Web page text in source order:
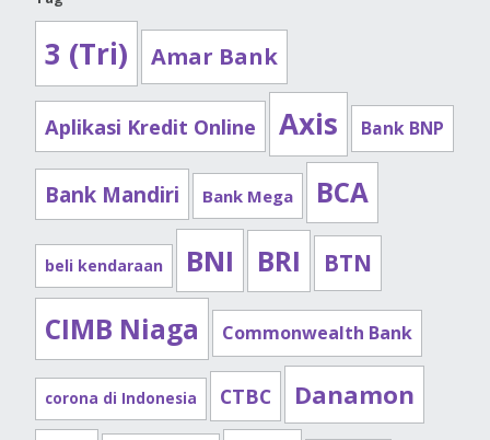
3 (Tri) Amar Bank
Aplikasi Kredit Online Axis Bank BNP
Bank Mandiri Bank Mega BCA
beli kendaraan BNI BRI BTN
CIMB Niaga Commonwealth Bank
corona di Indonesia CTBC Danamon